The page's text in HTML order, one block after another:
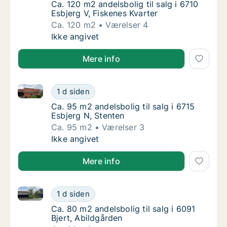
Ca. 120 m2 andelsbolig til salg i 6710
Ca. 120 m2 andelsbolig til salg i 6710
Esbjerg V, Fiskenes Kvarter
Ca. 120 m2
Værelser 4
Ca. 120 m2 andelsbolig til salg i 6710
Ikke angivet
Mere info
Ca. 95 m2 andelsbolig til salg i 6715
1 d siden
Ca. 95 m2 andelsbolig til salg i 6715 Esbjerg N,
Ca. 95 m2 andelsbolig til salg i 6715
Ca. 95 m2 andelsbolig til salg i 6715
Esbjerg N, Stenten
Ca. 95 m2
Værelser 3
Ca. 95 m2 andelsbolig til salg i 6715
Ikke angivet
Mere info
Ca. 80 m2 andelsbolig til salg i 6091 Bjert,
1 d siden
Ca. 80 m2 andelsbolig til salg i 6091 Bjert,
Ca. 80 m2 andelsbolig til salg i 6091 Bjert,
Ca. 80 m2 andelsbolig til salg i 6091
Bjert, Abildgården